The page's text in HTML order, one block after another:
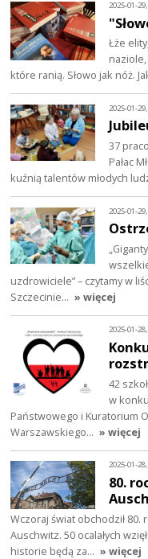
2025-01-
Łże
które ranią. Słowo jak nóż.
2025-01-
37
Pałac
kuźnią talentów młodych
2025-01-
uzdrowiciele” – czytamy w
Szczecinie… » więcej
2025-01-
42
w
Państwowego i Kuratorium
Warszawskiego… » więcej
2025-01-
80.
Wczoraj świat obchodził
Auschwitz. 50 ocalałych
historie będą za… » więcej